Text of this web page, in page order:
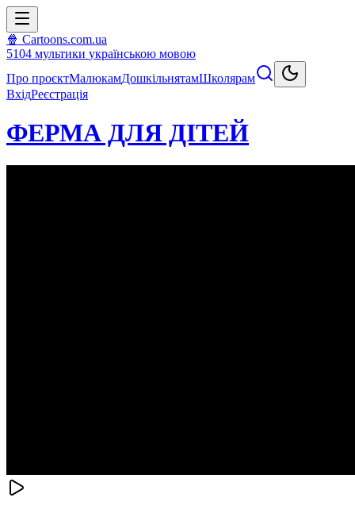
🍿 Cartoons.com.ua
5104 мультики українською мовою
Про проєктМалюкамДошкільнятамШколярам
ВхідРеєстрація
ФЕРМА ДЛЯ ДІТЕЙ